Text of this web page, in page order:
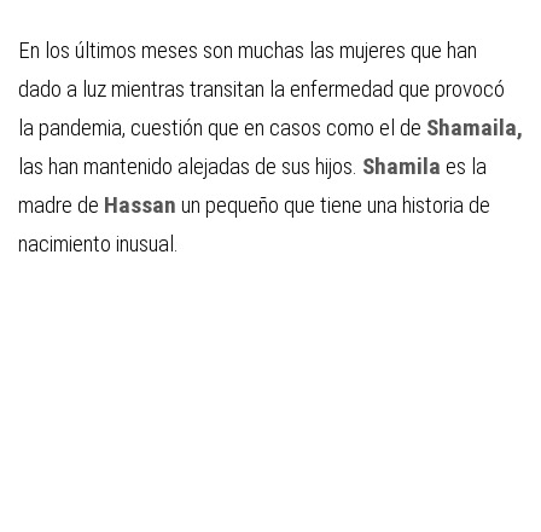
En los últimos meses son muchas las mujeres que han
dado a luz mientras transitan la enfermedad que provocó
la pandemia, cuestión que en casos como el de Shamaila,
las han mantenido alejadas de sus hijos. Shamila es la
madre de Hassan un pequeño que tiene una historia de
nacimiento inusual.